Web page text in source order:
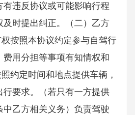
有违反协议或可能影响行程
及时提出纠正。（二）乙方
按照本协议约定参与自驾行
用分担等事项有知情权和
约定时间和地点提供车辆，
行要求。（若只有一方提供
中乙方相关义务）负责驾驶